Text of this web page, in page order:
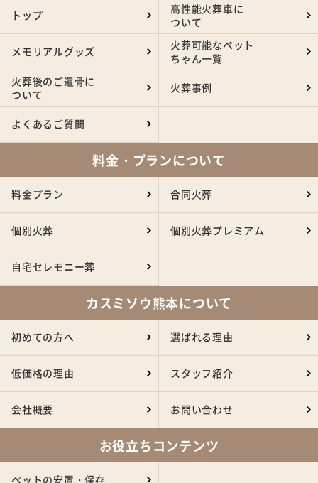
トップ
高性能火葬車に
ついて
メモリアルグッズ
火葬可能なペット
ちゃん一覧
火葬後のご遺骨に
ついて
火葬事例
よくあるご質問
料金・プランについて
料金プラン 合同火葬
個別火葬 個別火葬プレミアム
自宅セレモニー葬
カスミソウ熊本について
初めての方へ 選ばれる理由
低価格の理由 スタッフ紹介
会社概要 お問い合わせ
お役立ちコンテンツ
ペットの安置・保存